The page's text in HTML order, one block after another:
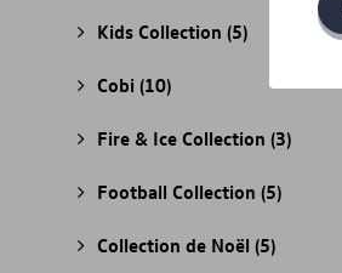
Kids Collection (5)
Cobi (10)
Fire & Ice Collection (3)
Football Collection (5)
Collection de Noël (5)